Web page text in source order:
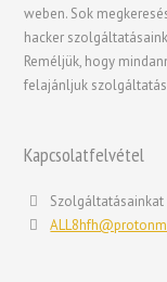
weben. Sok
hacker
Reméljük, hogy
felajánljuk
Kapcsolatfelvétel